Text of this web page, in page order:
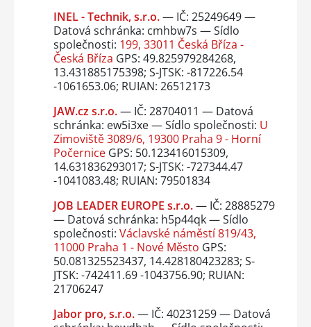
INEL - Technik, s.r.o.— IČ: 25249649 —
Datová schránka: cmhbw7s — Sídlo
společnosti: 199, 33011 Česká Bříza -
Česká Bříza GPS: 49.825979284268,
13.431885175398; S-JTSK: -817226.54
-1061653.06; RUIAN: 26512173
JAW.cz s.r.o.— IČ: 28704011 — Datová
schránka: ew5i3xe — Sídlo společnosti: U
Zimoviště 3089/6, 19300 Praha 9 - Horní
PočerniceGPS: 50.123416015309,
14.631836293017; S-JTSK: -727344.47
-1041083.48; RUIAN: 79501834
JOB LEADER EUROPE s.r.o.— IČ: 28885279
— Datová schránka: h5p44qk — Sídlo
společnosti: Václavské náměstí 819/43,
11000 Praha 1 - Nové Město GPS:
50.081325523437, 14.428180423283; S-
JTSK: -742411.69 -1043756.90; RUIAN:
21706247
Jabor pro, s.r.o.— IČ: 40231259 — Datová